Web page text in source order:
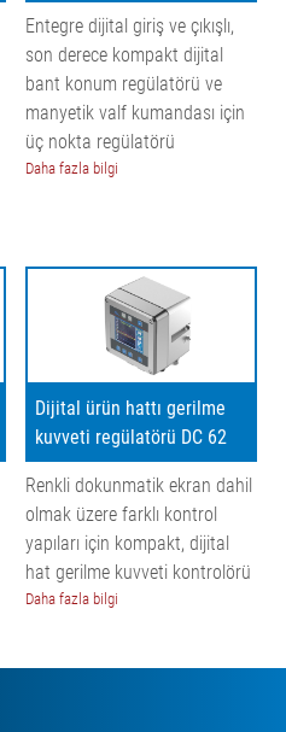
Entegre dijital giriş ve çıkışlı,
son derece kompakt dijital
bant konum regülatörü ve
manyetik valf kumandası için
üç nokta regülatörü
Daha fazla bilgi
Dijital ürün hattı gerilme
kuvveti regülatörü DC 62
Renkli dokunmatik ekran dahil
olmak üzere farklı kontrol
yapıları için kompakt, dijital
hat gerilme kuvveti kontrolörü
Daha fazla bilgi